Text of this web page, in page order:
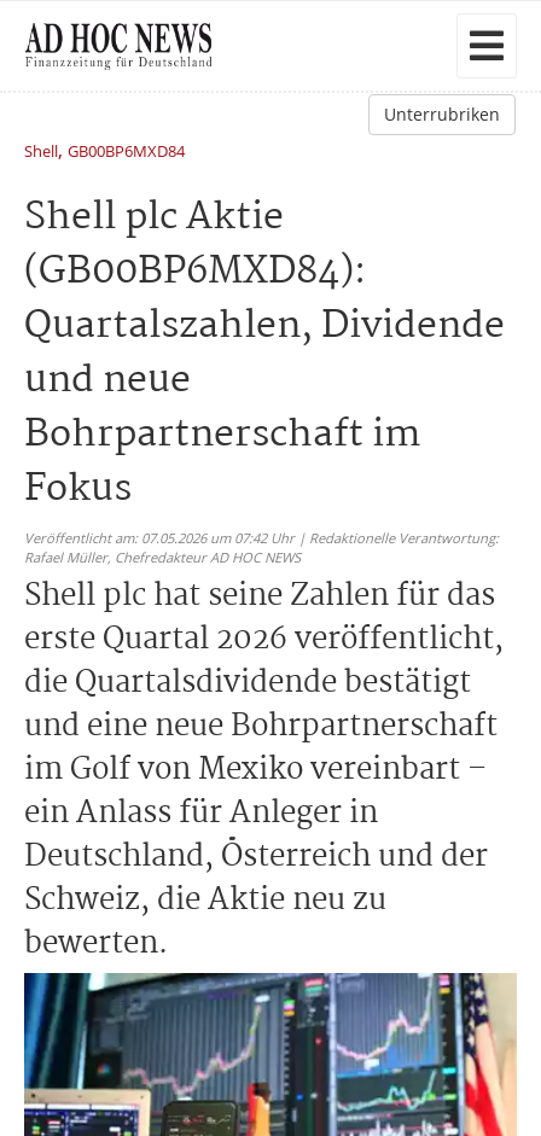
Unterrubriken
Shell, GB00BP6MXD84
Shell plc Aktie
(GB00BP6MXD84):
Quartalszahlen, Dividende
und neue
Bohrpartnerschaft im
Fokus
Veröffentlicht am: 07.05.2026 um 07:42 Uhr | Redaktionelle Verantwortung:
Rafael Müller, Chefredakteur AD HOC NEWS
Shell plc hat seine Zahlen für das
erste Quartal 2026 veröffentlicht,
die Quartalsdividende bestätigt
und eine neue Bohrpartnerschaft
im Golf von Mexiko vereinbart –
ein Anlass für Anleger in
Deutschland, Österreich und der
Schweiz, die Aktie neu zu
bewerten.